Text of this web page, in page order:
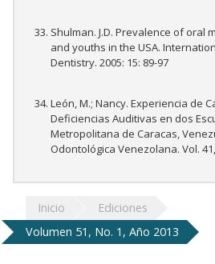
Shulman. J.D. Prevalence of oral
and youths in the USA.
Dentistry. 2005: 15: 89-97
León, M.; Nancy. Experiencia de
Deficiencias Auditivas en dos
Metropolitana de Caracas,
Odontológica Venezolana. Vol.
Inicio
Ediciones
Volumen 51, No. 1, Año 2013